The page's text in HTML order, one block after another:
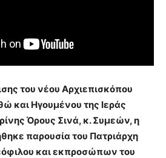
του νέου Αρχιεπισκόπου
και Ηγουμένου της Ιεράς
Όρους Σινά, κ. Συμεών, η
παρουσία του Πατριάρχη
και εκπροσώπων του